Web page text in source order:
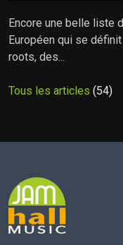
Encore une belle liste
Européen qui se
roots, des...
Tous les articles (54)